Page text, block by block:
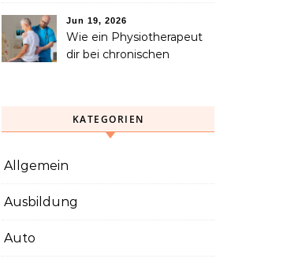
nach einem Unfall
benötigen
Jun 19, 2026
Wie ein Physiotherapeut
dir bei chronischen
KATEGORIEN
Allgemein
Ausbildung
Auto